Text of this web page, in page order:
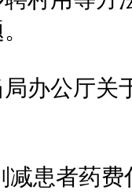
公厅关
减患者药费